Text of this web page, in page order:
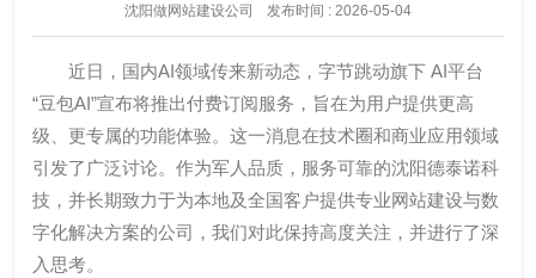
沈阳做网站建设公司 发布时间 : 2026-05-04
近日，国内AI领域传来新动态，字节跳动旗下 AI平台
“豆包AI”宣布将推出付费订阅服务，旨在为用户提供更高
级、更专属的功能体验。这一消息在技术圈和商业应用领域
引发了广泛讨论。作为军人品质，服务可靠的沈阳德泰诺科
技，并长期致力于为本地及全国客户提供专业网站建设与数
字化解决方案的公司，我们对此保持高度关注，并进行了深
入思考。